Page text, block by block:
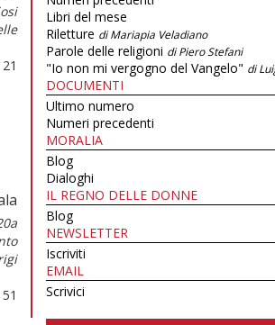
Libri del mese
Riletture di Mariapia Veladiano
Parole delle religioni di Piero Stefani
"Io non mi vergogno del Vangelo" di
DOCUMENTI
Ultimo numero
Numeri precedenti
MORALIA
Blog
Dialoghi
IL REGNO DELLE DONNE
Blog
NEWSLETTER
Iscriviti
EMAIL
Scrivici